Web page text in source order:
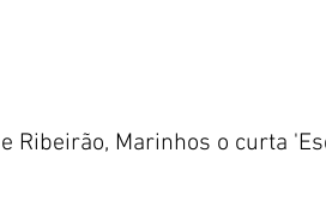
Ribeirão, Marinhos o curta